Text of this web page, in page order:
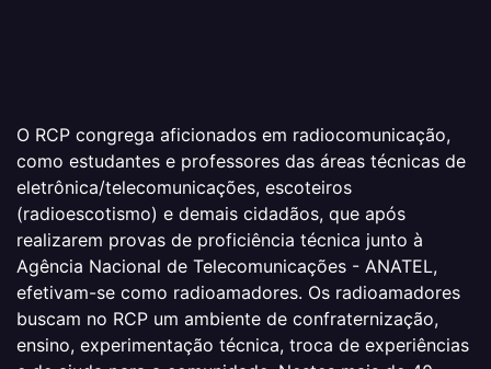
O RCP congrega aficionados em radiocomunicação,
como estudantes e professores das áreas técnicas de
eletrônica/telecomunicações, escoteiros
(radioescotismo) e demais cidadãos, que após
realizarem provas de proficiência técnica junto à
Agência Nacional de Telecomunicações - ANATEL,
efetivam-se como radioamadores. Os radioamadores
buscam no RCP um ambiente de confraternização,
ensino, experimentação técnica, troca de experiências